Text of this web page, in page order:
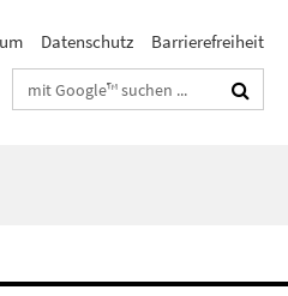
Datenschutz Barrierefreiheit
Suchbegriffe